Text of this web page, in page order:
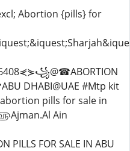
Abortion {pills} for
DHABI@UAE #Mtp kit
pills for sale in
Ain
PILLS FOR SALE IN ABU